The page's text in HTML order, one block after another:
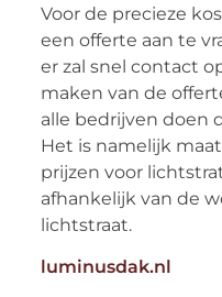
Voor de precieze
een offerte aan te
er zal snel contact
maken van de
alle bedrijven doen
Het is namelijk
prijzen voor
afhankelijk van de
lichtstraat.
luminusdak.nl